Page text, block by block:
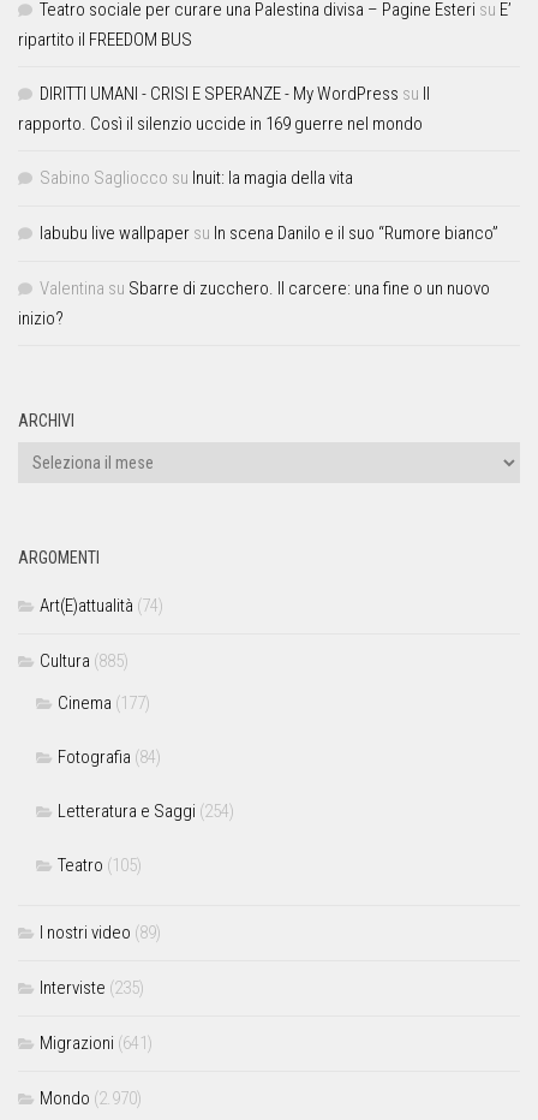
Teatro sociale per curare una Palestina divisa – Pagine Esteri su E’
ripartito il FREEDOM BUS
DIRITTI UMANI - CRISI E SPERANZE - My WordPress su
rapporto. Così il silenzio uccide in 169 guerre nel mondo
Sabino Sagliocco su Inuit: la magia della vita
labubu live wallpaper su In scena Danilo e il suo “Rumore bianco”
Valentina su Sbarre di zucchero. Il carcere: una fine o un nuovo
inizio?
ARCHIVI
ARGOMENTI
Art(E)attualità (74)
Cultura (885)
Cinema (177)
Fotografia (84)
Letteratura e Saggi (254)
Teatro (105)
I nostri video (89)
Interviste (235)
Migrazioni (641)
Mondo (2.970)